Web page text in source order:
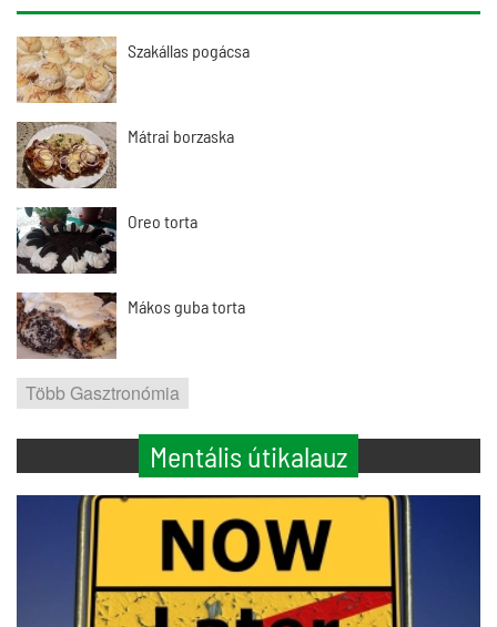
Szakállas pogácsa
Mátrai borzaska
Oreo torta
Mákos guba torta
Több Gasztronómia
Mentális útikalauz